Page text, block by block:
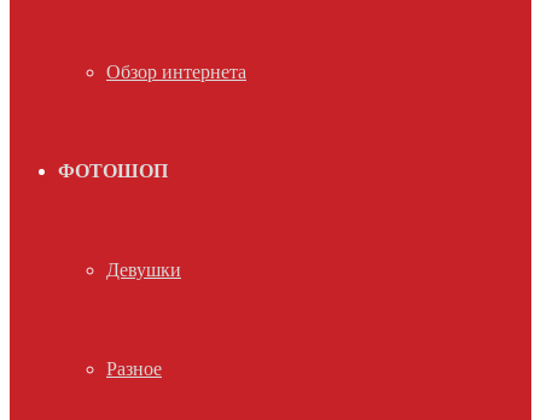
Обзор интернета
ФОТОШОП
Девушки
Разное